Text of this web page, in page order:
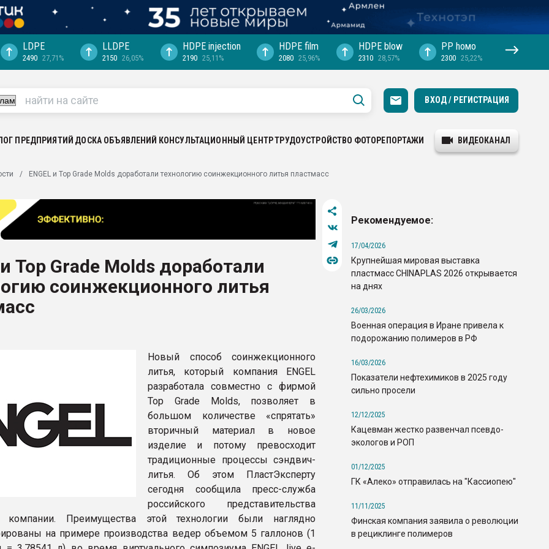
выходит на
рынке
ПЭТ
LDPE
2490 27,71%
LLDPE
2150 26,05%
HDPE injection
2190 25,11%
HDPE film
2080 25,96%
HDPE blow
2310 28,57%
PP hомо
2300 25,22%
ВХОД / РЕГИСТРАЦИЯ
ПРЕДПРИЯТИЙ ДОСКА ОБЪЯВЛЕНИЙ КОНСУЛЬТАЦИОННЫЙ ЦЕНТРТРУДОУСТРОЙСТВО ФОТОРЕПОРТАЖИ ВИДЕОКАНАЛ
ENGEL и Top Grade Molds доработали технологию соинжекционного литья пластмасс
и Top Grade Molds доработали
соинжекционного литья
Новый способ соинжекционного
литья, который компания ENGEL
разработала совместно с фирмой
Top Grade Molds, позволяет в
большом количестве «спрятать»
вторичный материал в новое
изделие и потому превосходит
традиционные процессы сэндвич-
литья. Об этом ПластЭксперту
сегодня сообщила пресс-служба
российского представительства
компании. Преимущества этой технологии были наглядно
на примере производства ведер объемом 5 галлонов (1
Рекомендуемое:
17/04/2026
Крупнейшая мировая выставка
пластмасс CHINAPLAS 2026 открывается
на днях
26/03/2026
Военная операция в Иране привела к
подорожанию полимеров в РФ
16/03/2026
Показатели нефтехимиков в 2025 году
сильно просели
12/12/2025
Кацевман жестко развенчал псевдо-
экологов и РОП
01/12/2025
ГК «Алеко» отправилась на "Кассиопею"
11/11/2025
Финская компания заявила о революции
в рециклинге полимеров